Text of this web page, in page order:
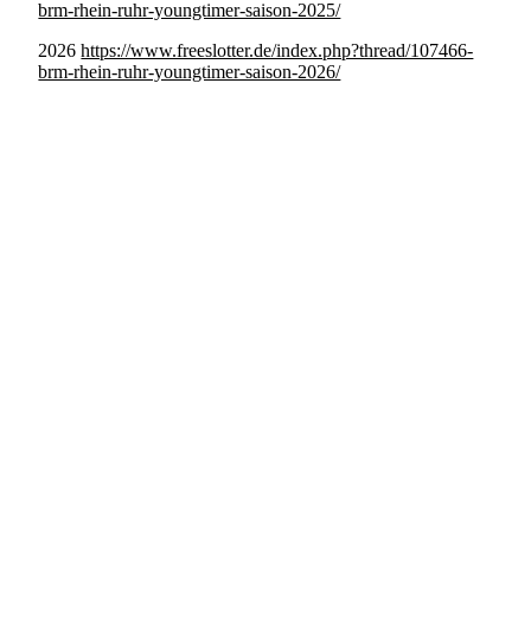
brm-rhein-ruhr-youngtimer-saison-2025/
2026 https://www.freeslotter.de/index.php?thread/107466-
brm-rhein-ruhr-youngtimer-saison-2026/